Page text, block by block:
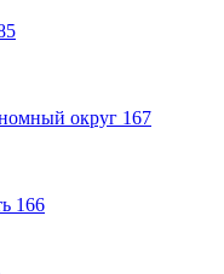
округ 167
166